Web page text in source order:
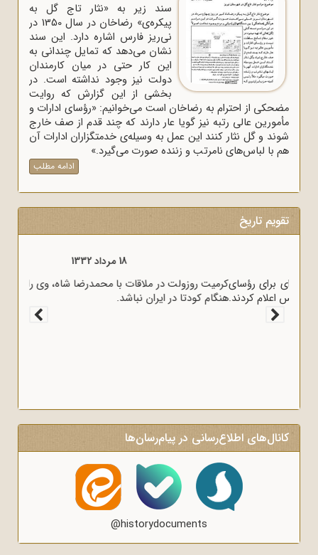
سند زیر به «نثار تاج گل به
پیکره‌ی» رضاخان در سال 1350 در
نی‌ریز فارس اشاره دارد. این سند
نشان می‌دهد که تمایل چندانی به
این کار حتی در میان کارمندان
دولت نیز وجود نداشته است. در
بخشی از این گزارش که روایت
مضحکی از احترام به رضاخان است می‌خوانیم: «رؤسای ادارات و
مأمورین عالی رتبه نیز گویا عار دارند که چند قدم از صف خارج
شوند و گل نثار کنند این عمل به وسیله‌ی خدمتگزاران ادارات آن
هم با لباس‌های نامرتب و زننده صورت می‌گیرد.»
ادامه مطلب
تقویم تاریخ
بسیاری از رجال روحانی و سیاسی کشور در نامه‌ای برای رؤسای
مجلسین، خشم خود را از پرداخت غرامت به انگلیس اعلام کردند.
کانال‌های اطلاع‌رسانی در پیام‌رسان‌ها
@historydocuments